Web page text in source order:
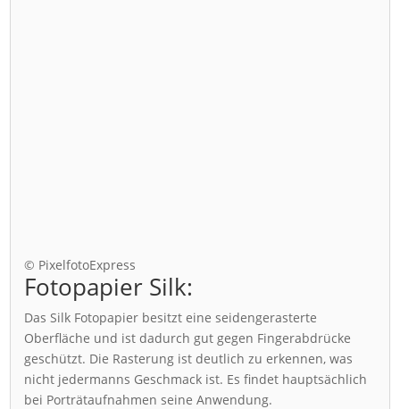
© PixelfotoExpress
Fotopapier Silk:
Das Silk Fotopapier besitzt eine seidengerasterte
Oberfläche und ist dadurch gut gegen Fingerabdrücke
geschützt. Die Rasterung ist deutlich zu erkennen, was
nicht jedermanns Geschmack ist. Es findet hauptsächlich
bei Porträtaufnahmen seine Anwendung.